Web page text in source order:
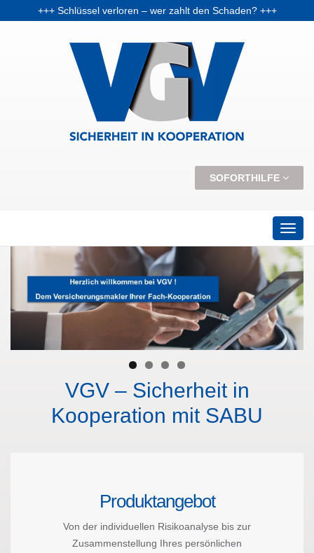
+++ Schlüssel verloren – wer zahlt den Schaden? +++
SOFORTHILFE
VGV – Sicherheit in
Kooperation mit SABU
Produktangebot
Von der individuellen Risikoanalyse bis zur
Zusammenstellung Ihres persönlichen